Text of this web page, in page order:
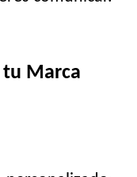
tu Marca